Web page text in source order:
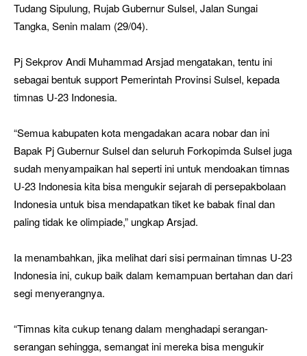
Tudang Sipulung, Rujab Gubernur Sulsel, Jalan Sungai
Tangka, Senin malam (29/04).
Pj Sekprov Andi Muhammad Arsjad mengatakan, tentu ini
sebagai bentuk support Pemerintah Provinsi Sulsel, kepada
timnas U-23 Indonesia.
“Semua kabupaten kota mengadakan acara nobar dan ini
Bapak Pj Gubernur Sulsel dan seluruh Forkopimda Sulsel juga
sudah menyampaikan hal seperti ini untuk mendoakan timnas
U-23 Indonesia kita bisa mengukir sejarah di persepakbolaan
Indonesia untuk bisa mendapatkan tiket ke babak final dan
paling tidak ke olimpiade,” ungkap Arsjad.
Ia menambahkan, jika melihat dari sisi permainan timnas U-23
Indonesia ini, cukup baik dalam kemampuan bertahan dan dari
segi menyerangnya.
“Timnas kita cukup tenang dalam menghadapi serangan-
serangan sehingga, semangat ini mereka bisa mengukir